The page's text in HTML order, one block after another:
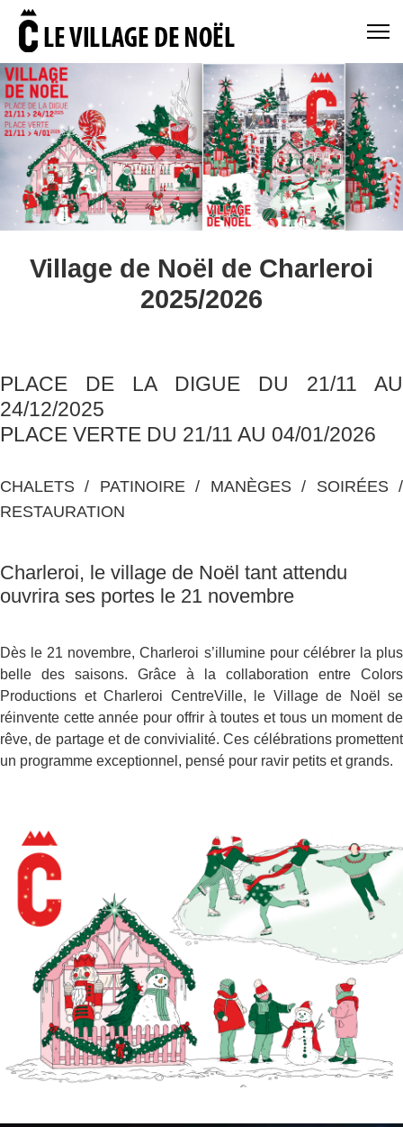
Village de Noël de Charleroi
2025/2026
PLACE DE LA DIGUE DU 21/11 AU
24/12/2025
PLACE VERTE DU 21/11 AU 04/01/2026
CHALETS / PATINOIRE / MANÈGES / SOIRÉES /
RESTAURATION
Charleroi, le village de Noël tant attendu
ouvrira ses portes le 21 novembre
Dès le 21 novembre, Charleroi s’illumine pour célébrer la plus
belle des saisons. Grâce à la collaboration entre Colors
Productions et Charleroi CentreVille, le Village de Noël se
réinvente cette année pour offrir à toutes et tous un moment de
rêve, de partage et de convivialité. Ces célébrations promettent
un programme exceptionnel, pensé pour ravir petits et grands.